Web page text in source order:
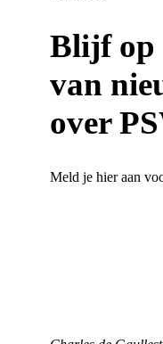
Blijf op
van
over
Meld je hier aan